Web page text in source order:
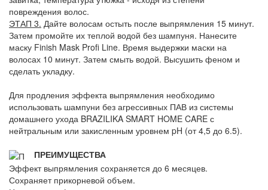
повреждения волос.
ЭТАП 3. Дайте волосам остыть после выпрямления 15 минут.
Затем промойте их теплой водой без шампуня. Нанесите
маску Finish Mask Profi Line. Время выдержки маски на
волосах 10 минут. Затем смыть водой. Высушить феном и
сделать укладку.
Для продления эффекта выпрямления необходимо
использовать шампуни без агрессивных ПАВ из системы
домашнего ухода BRAZILIKA SMART HOME CARE с
нейтральным или закисленным уровнем pH (от 4,5 до 6.5).
ПРЕИМУЩЕСТВА
Эффект выпрямления сохраняется до 6 месяцев.
Сохраняет прикорневой объем.